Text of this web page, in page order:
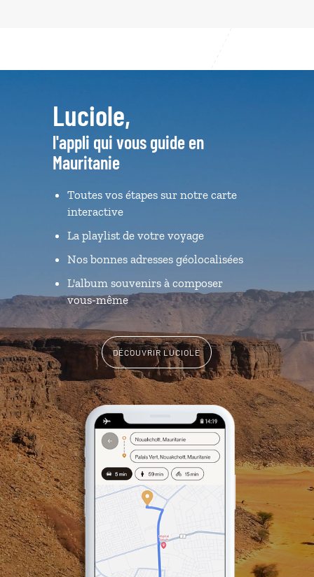
Luciole,
l'appli qui vous guide en
Mauritanie
Toutes vos étapes sur notre carte
interactive
La playlist de votre voyage
Nos bonnes adresses géolocalisées
L'album souvenirs à composer
vous-même
DÉCOUVRIR LUCIOLE